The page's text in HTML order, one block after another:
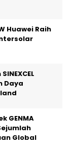
Huawei Raih
Daya
GENMA
Global